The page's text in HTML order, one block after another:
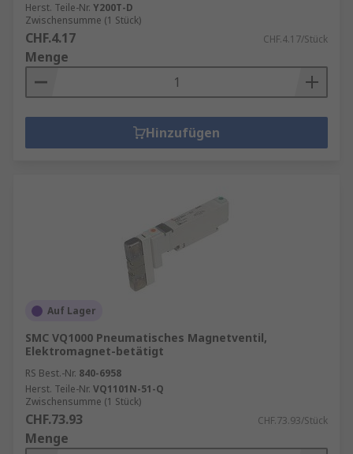
Herst. Teile-Nr. Y200T-D
Zwischensumme (1 Stück)
CHF.4.17 CHF.4.17/Stück
Menge
Hinzufügen
Auf Lager
SMC VQ1000 Pneumatisches Magnetventil,
Elektromagnet-betätigt
RS Best.-Nr. 840-6958
Herst. Teile-Nr. VQ1101N-51-Q
Zwischensumme (1 Stück)
CHF.73.93 CHF.73.93/Stück
Menge